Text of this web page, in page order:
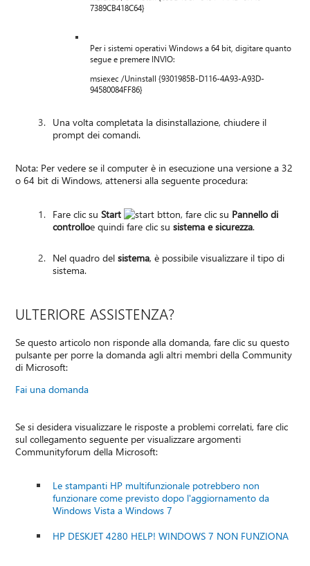
7389CB418C64}
Per i sistemi operativi Windows a 64 bit, digitare quanto
segue e premere INVIO:
msiexec /Uninstall {9301985B-D116-4A93-A93D-
94580084FF86}
Una volta completata la disinstallazione, chiudere il
prompt dei comandi.
Nota: Per vedere se il computer è in esecuzione una versione a 32
o 64 bit di Windows, attenersi alla seguente procedura:
Fare clic suStart , fare clic su Pannello di
controlloe quindi fare clic susistema e sicurezza.
Nel quadro delsistema, è possibile visualizzare il tipo di
sistema.
ULTERIORE ASSISTENZA?
Se questo articolo non risponde alla domanda, fare clic su questo
pulsante per porre la domanda agli altri membri della Community
di Microsoft:
Fai una domanda
Se si desidera visualizzare le risposte a problemi correlati, fare clic
sul collegamento seguente per visualizzare argomenti
Communityforum della Microsoft:
Le stampanti HP multifunzionale potrebbero non
funzionare come previsto dopo l'aggiornamento da
Windows Vista a Windows 7
HP DESKJET 4280 HELP! WINDOWS 7 NON FUNZIONA